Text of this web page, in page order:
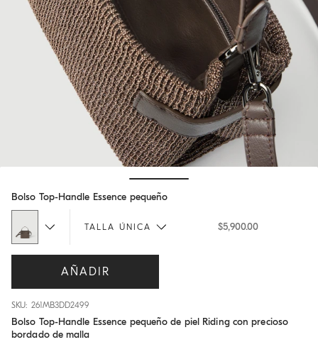
Bolso Top-Handle Essence pequeño
TALLA ÚNICA $5,900.00
AÑADIR
SKU: 261MB3DD2499
Bolso Top-Handle Essence pequeño de piel Riding con precioso
bordado de malla